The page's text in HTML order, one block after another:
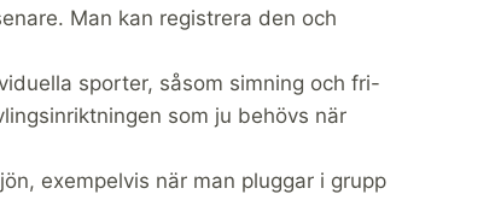
Man kan registrera den och
sporter, såsom simning och fri-
som ju behövs när
exempelvis när man pluggar i grupp